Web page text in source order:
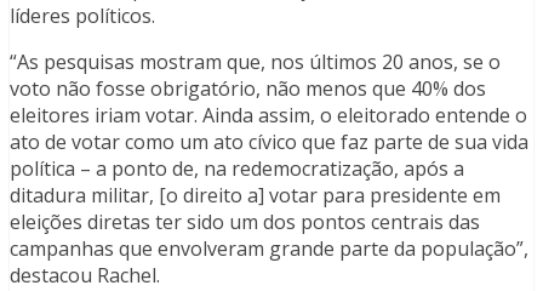
líderes políticos.
“As pesquisas mostram que, nos últimos 20 anos, se o
voto não fosse obrigatório, não menos que 40% dos
eleitores iriam votar. Ainda assim, o eleitorado entende o
ato de votar como um ato cívico que faz parte de sua vida
política – a ponto de, na redemocratização, após a
ditadura militar, [o direito a] votar para presidente em
eleições diretas ter sido um dos pontos centrais das
campanhas que envolveram grande parte da população”,
destacou Rachel.